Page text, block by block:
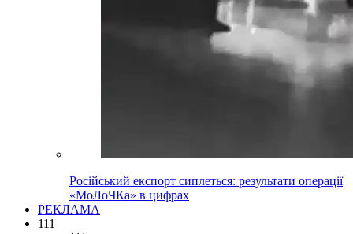
Російський експорт сиплеться: результати операції
«МоЛоЧКа» в цифрах
РЕКЛАМА
111